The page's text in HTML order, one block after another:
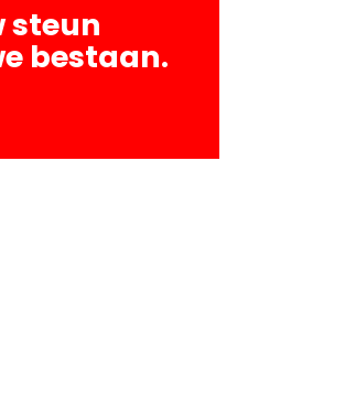
steun
bestaan.